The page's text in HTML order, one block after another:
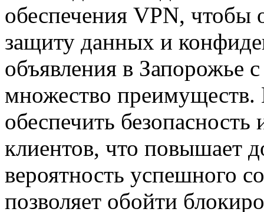
обеспечения VPN, чтобы
защиту данных и
объявления в Запорожье
множество преимуществ.
обеспечить
клиентов, что повышает
вероятность успешного
позволяет обойти